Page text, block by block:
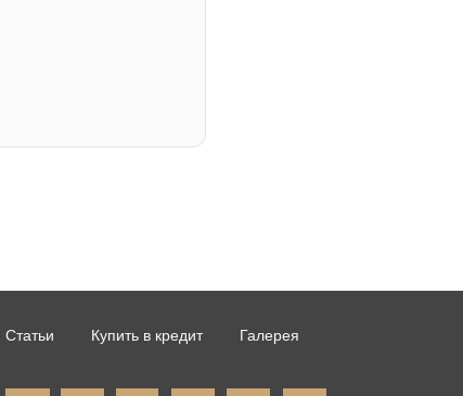
Статьи Купить в кредит Галерея